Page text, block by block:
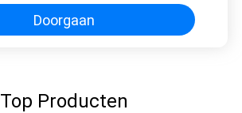
Doorgaan
Top Producten